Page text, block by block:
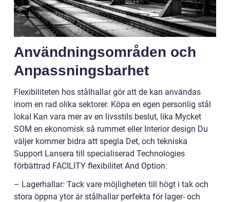
Användningsområden och
Anpassningsbarhet
Flexibiliteten hos stålhallar gör att de kan användas
inom en rad olika sektorer. Köpa en egen personlig stål
lokal Kan vara mer av en livsstils beslut, lika Mycket
SOM en ekonomisk så rummet eller Interior design Du
väljer kommer bidra att spegla Det, och tekniska
Support Lansera till specialiserad Technologies
förbättrad FACILITY flexibilitet And Option:
– Lagerhallar: Tack vare möjligheten till högt i tak och
stora öppna ytor är stålhallar perfekta för lager- och